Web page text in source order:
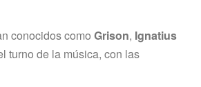
conocidos como Grison, Ignatius
turno de la música, con las